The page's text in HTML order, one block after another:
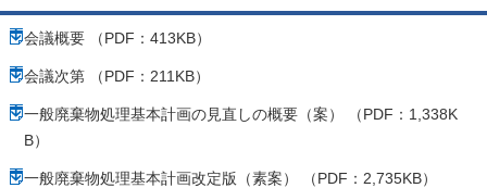
会議概要 （PDF：413KB）
会議次第 （PDF：211KB）
一般廃棄物処理基本計画の見直しの概要（案） （PDF：1,338K
B）
一般廃棄物処理基本計画改定版（素案） （PDF：2,735KB）